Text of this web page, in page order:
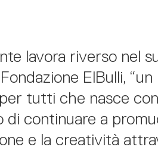
lavora riverso nel
ElBulli,
tutti che nasce con
di continuare a
e la creatività